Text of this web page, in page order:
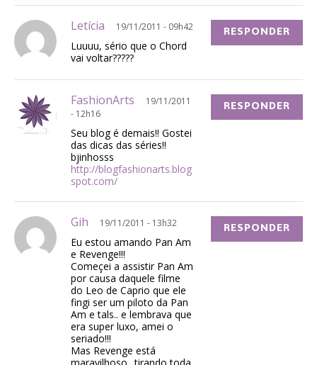
Letícia 19/11/2011 - 09h42
Luuuu, sério que o Chord
vai voltar?????
RESPONDER
FashionArts
19/11/2011
- 12h16
Seu blog é demais!! Gostei
das dicas das séries!!
bjinhosss
http://blogfashionarts.blog
spot.com/
RESPONDER
Gih 19/11/2011 - 13h32
Eu estou amando Pan Am
e Revenge!!!
Começei a assistir Pan Am
por causa daquele filme
do Leo de Caprio que ele
fingi ser um piloto da Pan
Am e tals.. e lembrava que
era super luxo, amei o
seriado!!!
Mas Revenge está
maravilhoso.. tirando toda
RESPONDER